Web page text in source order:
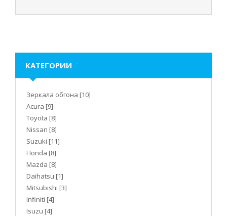
КАТЕГОРИИ
Зеркала обгона [10]
Acura [9]
Toyota [8]
Nissan [8]
Suzuki [11]
Honda [8]
Mazda [8]
Daihatsu [1]
Mitsubishi [3]
Infiniti [4]
Isuzu [4]